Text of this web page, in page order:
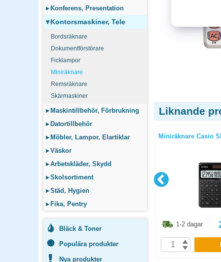
▸ Konferens, Presentation
▾Kontorsmaskiner, Tele
Bordsräknare
Dokumentförstörare
Ficklampor
Miniräknare
Remsräknare
Skärmaskiner
▸ Maskintillbehör, Förbrukning
▸ Datortillbehör
▸ Möbler, Lampor, Elartiklar
▸Väskor
▸Arbetskläder, Skydd
▸Skolsortiment
▸Städ, Hygien
▸ Fika, Pentry
Bläck & Toner
Populära produkter
Nya produkter
Liknande
Miniräknare Texas TI-503SV
1-2 dagar
KÖP
Miniräknare Casio
1-2 dagar